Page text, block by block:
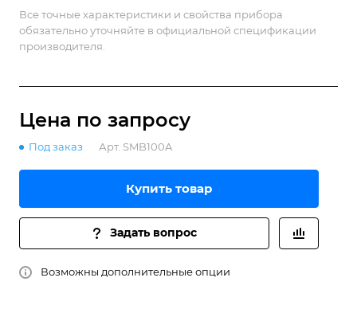
Все точные характеристики и свойства прибора
обязательно уточняйте в официальной спецификации
производителя.
Цена по запросу
Под заказ Арт. SMB100A
Купить товар
Задать вопрос
Возможны дополнительные опции